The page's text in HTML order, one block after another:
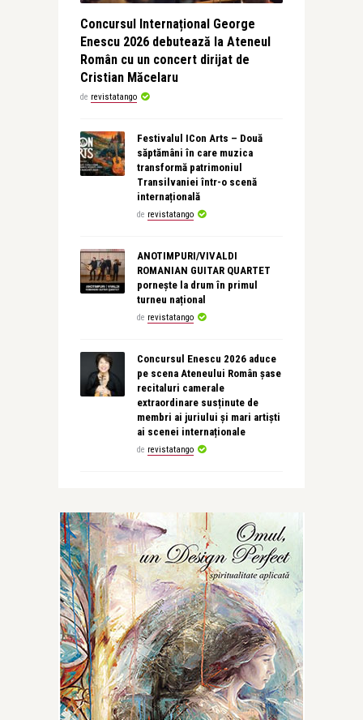
Concursul Internațional George
Enescu 2026 debutează la Ateneul
Român cu un concert dirijat de
Cristian Măcelaru
de revistatango
Festivalul ICon Arts – Două
săptămâni în care muzica
transformă patrimoniul
Transilvaniei într-o scenă
internațională
de revistatango
ANOTIMPURI/VIVALDI
ROMANIAN GUITAR QUARTET
pornește la drum în primul
turneu național
de revistatango
Concursul Enescu 2026 aduce
pe scena Ateneului Român șase
recitaluri camerale
extraordinare susținute de
membri ai juriului și mari artiști
ai scenei internaționale
de revistatango